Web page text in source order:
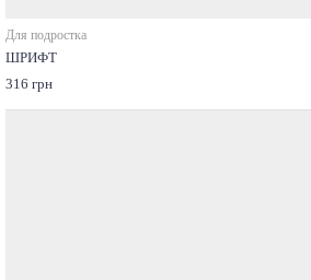
Для подростка
ШРИФТ
316 грн